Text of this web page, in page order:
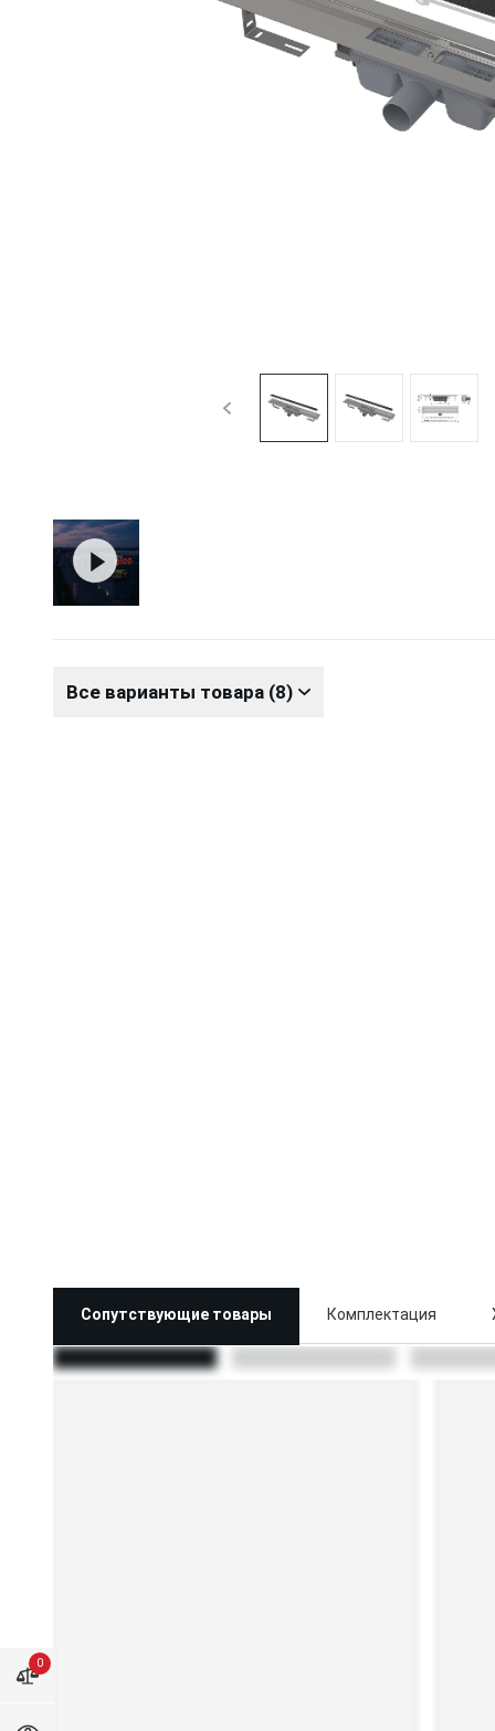
0
Все варианты товара (8)
Сопутствующие товары Комплектация